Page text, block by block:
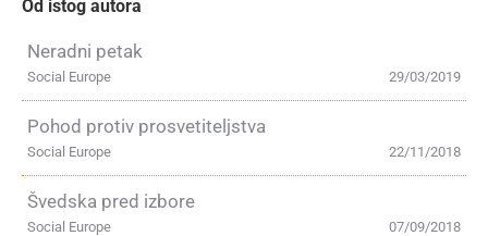
Od istog autora
Neradni petak
29/03/2019
Social Europe
Pohod protiv prosvetiteljstva
22/11/2018
Social Europe
Švedska pred izbore
07/09/2018
Social Europe